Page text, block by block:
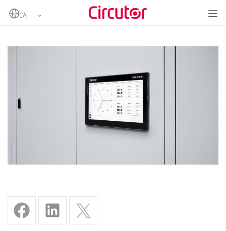
Home CVM-A1600: l’analitzador que redefineix la qualitat de xarxa